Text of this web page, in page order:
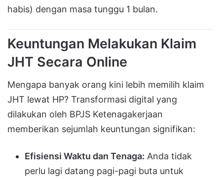
habis) dengan masa tunggu 1 bulan.
Keuntungan Melakukan Klaim
JHT Secara Online
Mengapa banyak orang kini lebih memilih klaim
JHT lewat HP? Transformasi digital yang
dilakukan oleh BPJS Ketenagakerjaan
memberikan sejumlah keuntungan signifikan:
Efisiensi Waktu dan Tenaga: Anda tidak
perlu lagi datang pagi-pagi buta untuk